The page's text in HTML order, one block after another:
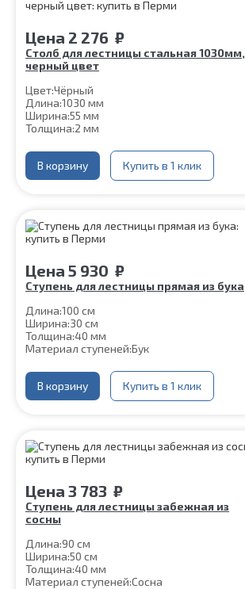
Цена 2 276 ₽
Столб для лестницы стальная 1030мм,
черный цвет
Цвет:Чёрный
Длина:1030 мм
Ширина:55 мм
Толщина:2 мм
В корзину Купить в 1 клик
Цена 5 930 ₽
Ступень для лестницы прямая из бука
Длина:100 см
Ширина:30 см
Толщина:40 мм
Материал ступеней:Бук
В корзину Купить в 1 клик
Цена 3 783 ₽
Ступень для лестницы забежная из
сосны
Длина:90 см
Ширина:50 см
Толщина:40 мм
Материал ступеней:Сосна